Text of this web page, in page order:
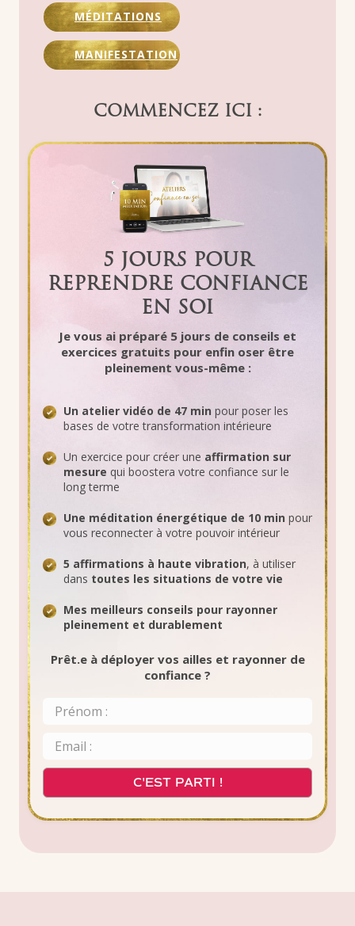
MÉDITATIONS
MANIFESTATION
COMMENCEZ ICI :
5 JOURS POUR
REPRENDRE CONFIANCE
EN SOI
Je vous ai préparé 5 jours de conseils et
exercices gratuits pour enfin oser être
pleinement vous-même:
Un atelier vidéo de 47 min pour poser les
bases de votre transformation intérieure
Un exercice pour créer une affirmation sur
mesure qui boostera votre confiance sur le
long terme
Une méditation énergétique de 10 min pour
vous reconnecter à votre pouvoir intérieur
5 affirmations à haute vibration, à utiliser
dans toutes les situations de votre vie
Mes meilleurs conseils pour rayonner
pleinement et durablement
Prêt.e à déployer vos ailles et rayonner de
confiance ?
C'EST PARTI !